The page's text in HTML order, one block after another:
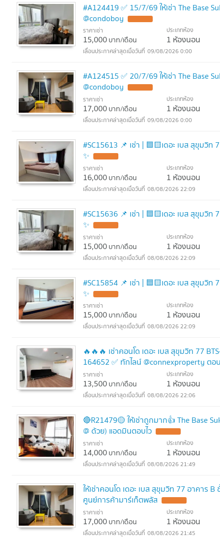
#A124419 ✅ 15/7/69 ให้เช่า The Base
@condoboy
ราคาเช่า
15,000บาท/เดือน
ประเภทห้อง
1 ห้องนอน
09/08/2026 0:00
#A124515 ✅ 20/7/69 ให้เช่า The Base
@condoboy
ราคาเช่า
17,000บาท/เดือน
ประเภทห้อง
1 ห้องนอน
09/08/2026 0:00
#SC15613 📌 เช่า | 🟦🟨เดอะ เบส สุขุมวิท
✨
ราคาเช่า
16,000บาท/เดือน
ประเภทห้อง
1 ห้องนอน
08/08/2026 22:09
#SC15636 📌 เช่า | 🟦🟨เดอะ เบส สุขุมวิท
✨
ราคาเช่า
15,000บาท/เดือน
ประเภทห้อง
1 ห้องนอน
08/08/2026 22:09
#SC15854 📌 เช่า | 🟦🟨เดอะ เบส สุขุมวิท
✨
ราคาเช่า
15,000บาท/เดือน
ประเภทห้อง
1 ห้องนอน
08/08/2026 22:09
🔥🔥🔥 เช่าคอนโด เดอะ เบส สุขุมวิท 77
164652 ✅ ทักไลน์ @connexproperty ต
ราคาเช่า
13,500บาท/เดือน
ประเภทห้อง
1 ห้องนอน
08/08/2026 22:06
🔴R21479🟡 ให้เช่าถูกมาก👍 The Base
@ ด้วย) แอดมินตอบไว
ราคาเช่า
14,000บาท/เดือน
ประเภทห้อง
1 ห้องนอน
08/08/2026 21:49
ให้เช่าคอนโด เดอะ เบส สุขุมวิท 77 อาคาร
ศูนย์การค้ามาร์เก็ตพลัส
ราคาเช่า
17,000บาท/เดือน
ประเภทห้อง
1 ห้องนอน
08/08/2026 21:45